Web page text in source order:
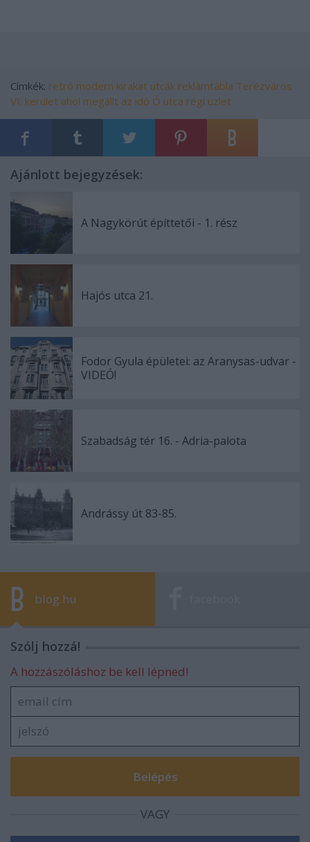
Címkék: retró modern kirakat utcák reklámtábla Terézváros
VI. kerület ahol megállt az idő Ó utca régi üzlet
Ajánlott bejegyzések:
A Nagykörút építtetői - 1. rész
Hajós utca 21.
Fodor Gyula épületei: az Aranysas-udvar -
VIDEÓ!
Szabadság tér 16. - Adria-palota
Andrássy út 83-85.
blog.hu
Szólj hozzá!
A hozzászóláshoz be kell lépned!
VAGY